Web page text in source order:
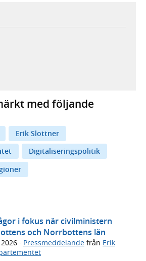
i ny flik, extern webbplats,
flik, extern webbplats,
i ny flik, extern webbplats,
din e-postklient,
med följande
Erik Slottner
Digitaliseringspolitik
i fokus när civilministern
och Norrbottens län
· Pressmeddelande från Erik